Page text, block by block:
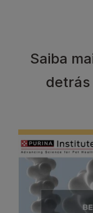
Saiba
detrás